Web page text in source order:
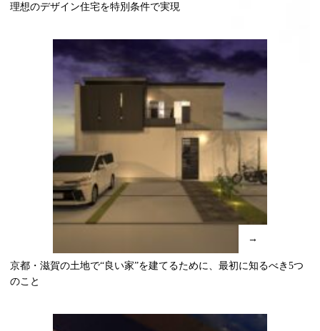
理想のデザイン住宅を特別条件で実現
→
京都・滋賀の土地で“良い家”を建てるために、最初に知るべき5つ
のこと